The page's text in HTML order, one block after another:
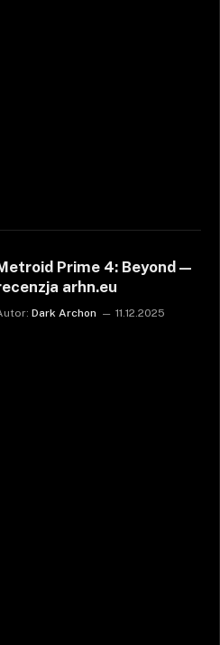
Prime 4: Beyond —
arhn.eu
Dark Archon 11.12.2025